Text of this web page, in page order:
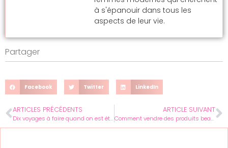
à s'épanouir dans tous les
aspects de leur vie.
Partager
Facebook Twitter LinkedIn
ARTICLES PRÉCÉDENTS
Dix voyages à faire quand on est étudiant
ARTICLE SUIVANT
Comment vendre des produits beauté faits maison